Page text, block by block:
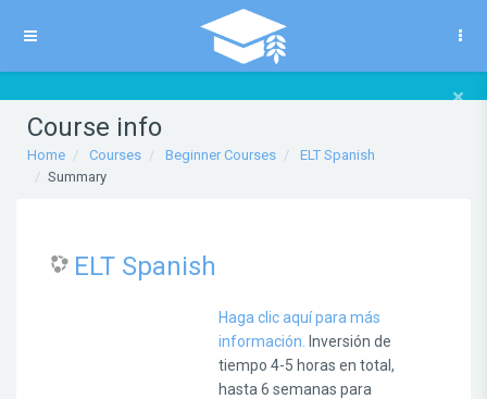
Side panel
×
Course info
Home Courses Beginner Courses
ELT Spanish
Summary
ELT Spanish
Haga clic aquí para más
información.
Inversión de
tiempo 4-5 horas en total,
hasta 6 semanas para